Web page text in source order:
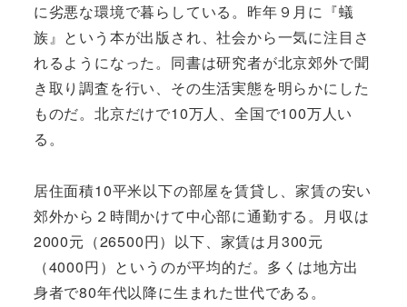
に劣悪な環境で暮らしている。昨年９月に『蟻
族』という本が出版され、社会から一気に注目さ
れるようになった。同書は研究者が北京郊外で聞
き取り調査を行い、その生活実態を明らかにした
ものだ。北京だけで10万人、全国で100万人い
る。
居住面積10平米以下の部屋を賃貸し、家賃の安い
郊外から２時間かけて中心部に通勤する。月収は
2000元（26500円）以下、家賃は月300元
（4000円）というのが平均的だ。多くは地方出
身者で80年代以降に生まれた世代である。